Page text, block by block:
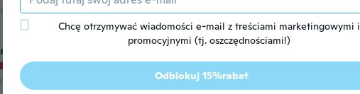
około 3 mies. temu
ria
Rok dołączenia 2018 · 101 opinie · 8 przesłane
około 3 mies. temu
Chcę otrzymywać wiadomości e-mail z treściami marketingowymi i
promocyjnymi (tj. oszczędnościami!)
Odblokuj 15%rabat